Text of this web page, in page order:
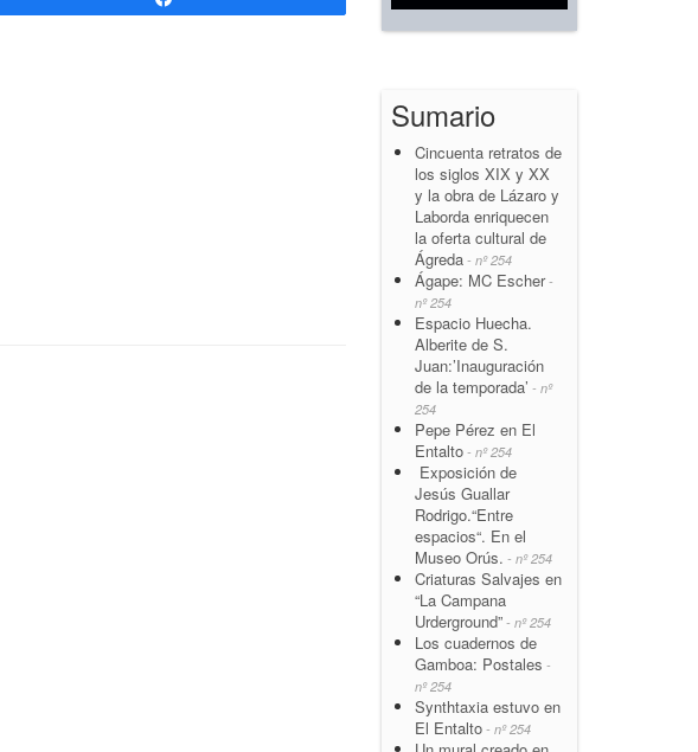
Sumario
Cincuenta retratos de
los siglos XIX y XX
y la obra de Lázaro y
Laborda enriquecen
la oferta cultural de
Ágreda - nº 254
Ágape: MC Escher-
nº 254
Espacio Huecha.
Alberite de S.
Juan:’Inauguración
de la temporada’ - nº
254
Pepe Pérez en El
Entalto - nº 254
Exposición de
Jesús Guallar
Rodrigo.“Entre
espacios“. En el
Museo Orús. - nº 254
Criaturas Salvajes en
“La Campana
Urderground” - nº 254
Los cuadernos de
Gamboa: Postales -
nº 254
Synthtaxia estuvo en
El Entalto - nº 254